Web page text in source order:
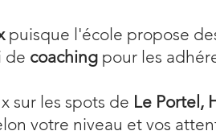
puisque l'école propose
de coaching pour les
sur les spots de Le Portel,
votre niveau et vos